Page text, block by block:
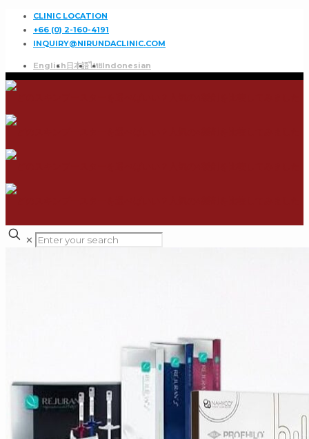
CLINIC LOCATION
+66 (0) 2-160-4191
INQUIRY@NIRUNDACLINIC.COM
English 日本語ไทยIndonesian
✕